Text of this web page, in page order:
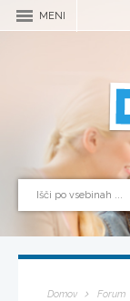
MENI
Domov Forum